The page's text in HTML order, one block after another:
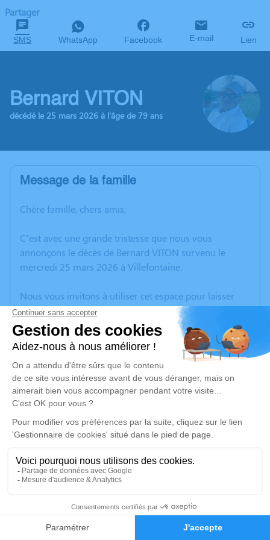
Faire-part Hommages
Partager
SMS WhatsApp Facebook E-mail Lien
Bernard VITON
décédé le 25 mars 2026 à l'âge de 79 ans
Message de la famille
Chère famille, chers amis,
C’est avec une grande tristesse que nous vous
annonçons le décès de Bernard VITON survenu le
mercredi 25 mars 2026 à Villefontaine.
Nous vous invitons à utiliser cet espace pour laisser
vos condoléances, partager des photos souvenirs, une
anecdote ou exprimer vos pensées à travers des
poèmes ou des textes. Cet endroit est un lieu
d'expression dédié à honorer la mémoire de Bernard
VITON.
Un service de plantation d’arbre hommage est
disponible ici.
Je rends hommage
Cérémonie civile
Crématorium de Bron
161 Boulevard de l'Université